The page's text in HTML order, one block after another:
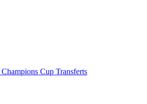
Champions Cup Transferts